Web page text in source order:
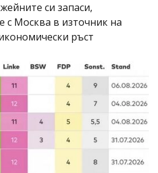
си запаси,
с Москва в източник на
ръст